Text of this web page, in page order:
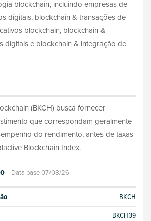
blockchain, incluindo empresas de
digitais, blockchain & transações de
blockchain, blockchain &
digitais e blockchain & integração de
(BKCH) busca fornecer
que correspondam geralmente
do rendimento, antes de taxas
Blockchain Index.
Data base 07/08/26
BKCH
BKCH39